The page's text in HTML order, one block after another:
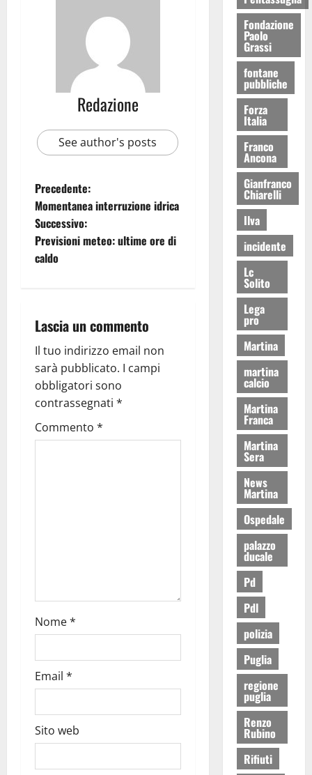
Redazione
See author's posts
Precedente:
Momentanea interruzione idrica
Successivo:
Previsioni meteo: ultime ore di
caldo
Lascia un commento
Il tuo indirizzo email non
sarà pubblicato. I campi
obbligatori sono
contrassegnati *
Commento *
Nome*
Email *
Sito web
Fondazione
Paolo
Grassi
fontane
pubbliche
Forza
Italia
Franco
Ancona
Gianfranco
Chiarelli
Ilva
incidente
Lc
Solito
Lega
pro
Martina
martina
calcio
Martina
Franca
Martina
Sera
News
Martina
Ospedale
palazzo
ducale
Pd
Pdl
polizia
Puglia
regione
puglia
Renzo
Rubino
Rifiuti